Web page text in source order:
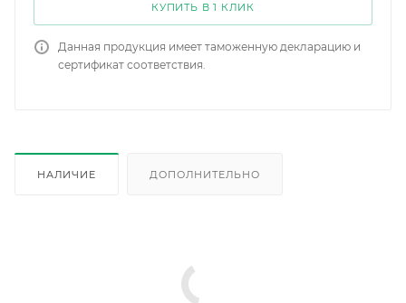
КУПИТЬ В 1 КЛИК
Данная продукция имеет таможенную декларацию и
сертификат соответствия.
НАЛИЧИЕ ДОПОЛНИТЕЛЬНО